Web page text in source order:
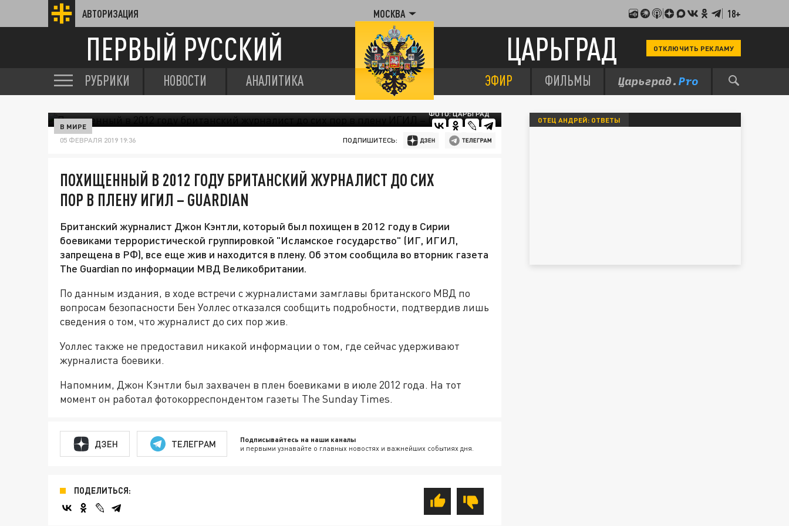
АВТОРИЗАЦИЯ МОСКВА 18+
ПЕРВЫЙ РУССКИЙ ЦАРЬГРАД ОТКЛЮЧИТЬ РЕКЛАМУ
РУБРИКИ НОВОСТИ АНАЛИТИКА ЭФИР ФИЛЬМЫ
ФОТО: ЦАРЬГРАД
В МИРЕ
05 ФЕВРАЛЯ 2019 19:36 ПОДПИШИТЕСЬ:
ПОХИЩЕННЫЙ В 2012 ГОДУ БРИТАНСКИЙ ЖУРНАЛИСТ ДО СИХ
ПОР В ПЛЕНУ ИГИЛ – GUARDIAN
Британский журналист Джон Кэнтли, который был похищен в 2012 году в Сирии
боевиками террористической группировкой "Исламское государство" (ИГ, ИГИЛ,
запрещена в РФ), все еще жив и находится в плену. Об этом сообщила во вторник газета
The Guardian по информации МВД Великобритании.
По данным издания, в ходе встречи с журналистами замглавы британского МВД по
вопросам безопасности Бен Уоллес отказался сообщить подробности, подтвердив лишь
сведения о том, что журналист до сих пор жив.
Уоллес также не предоставил никакой информации о том, где сейчас удерживают
журналиста боевики.
Напомним, Джон Кэнтли был захвачен в плен боевиками в июле 2012 года. На тот
момент он работал фотокорреспондентом газеты The Sunday Times.
ДЗЕН ТЕЛЕГРАМ Подписывайтесь на наши каналы
и первыми узнавайте о главных новостях и важнейших событиях дня.
ПОДЕЛИТЬСЯ:
ОТЕЦ АНДРЕЙ: ОТВЕТЫ